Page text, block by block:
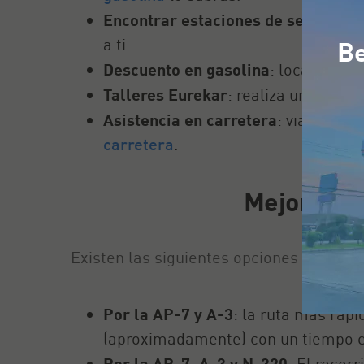
Encontrar estaciones de servicio
a ti.
Descuento en gasolina: localiza
Talleres Eurekar: realiza una
Asistencia en carretera: viaja con
carretera.
Mejores
Existen las siguientes opciones de ruta,
Por la AP-7 y A-3: la ruta más
(aproximadamente) con un tiempo